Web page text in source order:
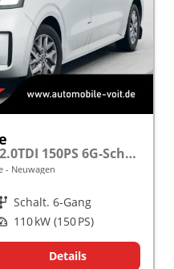
Life LR Modelljahr 2027 2.0TDI 150PS 6G-Schalt. SHZ/STHZ/KAMERA/TEMPOMAT/LED/SMARTLINK frei konfigurierbar!
Neuwagen
Getriebe Schalt. 6-Gang
Leistung 110 kW (150 PS)
Details